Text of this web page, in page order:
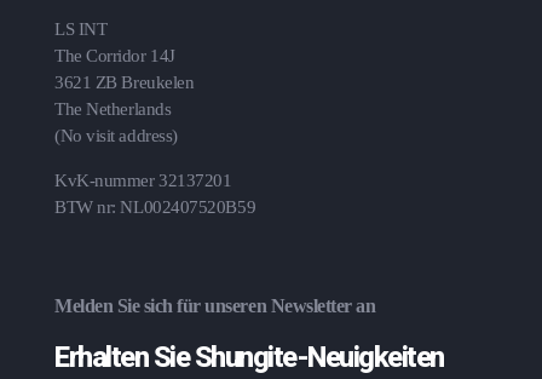
LS INT
The Corridor 14J
3621 ZB Breukelen
The Netherlands
(No visit address)
KvK-nummer 32137201
BTW nr: NL002407520B59
Melden Sie sich für unseren Newsletter an
Erhalten Sie Shungite-Neuigkeiten